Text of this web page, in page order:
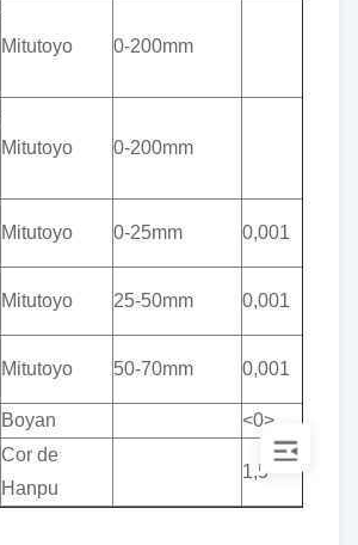
Mitutoyo 0-200mm
Mitutoyo 0-200mm
Mitutoyo 0-25mm 0,001
Mitutoyo 25-50mm 0,001
Mitutoyo 50-70mm 0,001
Boyan <0>
Cor de
Hanpu
1,5